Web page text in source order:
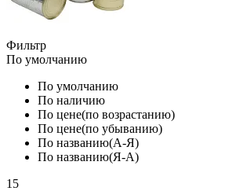
Фильтр
По умолчанию
По умолчанию
По наличию
По цене(по возрастанию)
По цене(по убыванию)
По названию(А-Я)
По названию(Я-А)
15